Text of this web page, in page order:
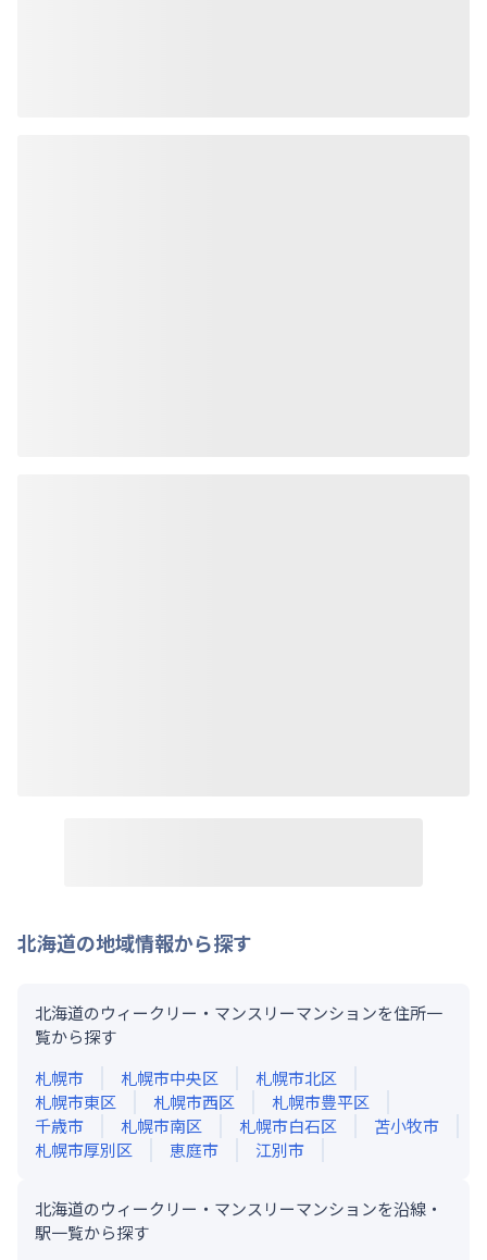
北海道の地域情報から探す
北海道のウィークリー・マンスリーマンションを住所一
覧から探す
札幌市
札幌市中央区
札幌市北区
札幌市東区
札幌市西区
札幌市豊平区
千歳市
札幌市南区 札幌市白石区
苫小牧市
札幌市厚別区
恵庭市 江別市
北海道のウィークリー・マンスリーマンションを沿線・
駅一覧から探す